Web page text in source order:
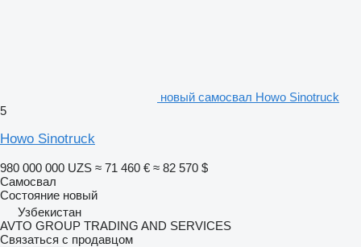
новый самосвал Howo Sinotruck
5
Howo Sinotruck
980 000 000 UZS ≈ 71 460 € ≈ 82 570 $
Самосвал
Состояние новый
Узбекистан
AVTO GROUP TRADING AND SERVICES
Связаться с продавцом